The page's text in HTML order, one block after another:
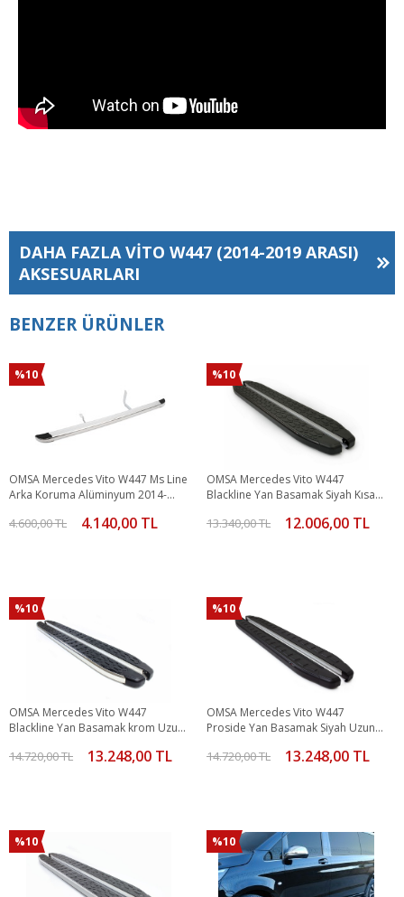
DAHA FAZLAVITO W447 (2014-2019 ARASI)
AKSESUARLARI
BENZER ÜRÜNLER
%10
OMSA Mercedes Vito W447 Ms Line
Arka Koruma Alüminyum 2014-
4.600,00 TL 4.140,00 TL
%10
OMSA Mercedes Vito W447
Blackline Yan Basamak Siyah Kısa
13.340,00 TL 12.006,00 TL
%10
OMSA Mercedes Vito W447
Blackline Yan Basamak krom Uzun
14.720,00 TL 13.248,00 TL
%10
OMSA Mercedes Vito W447
Proside Yan Basamak Siyah Uzun
14.720,00 TL 13.248,00 TL
%10 %10